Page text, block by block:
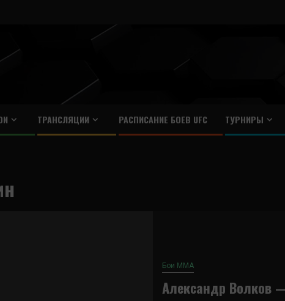
ТРАНСЛЯЦИИ РАСПИСАНИЕ БОЕВ UFC ТУРНИРЫ
Бои ММА
Александр Волков